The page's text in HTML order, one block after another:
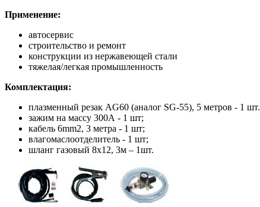
Применение:
автосервис
строительство и ремонт
конструкции из нержавеющей стали
тяжелая/легкая промышленность
Комплектация:
плазменный резак AG60 (аналог SG-55), 5 метров - 1 шт.
зажим на массу 300А - 1 шт;
кабель 6mm2, 3 метра - 1 шт;
влагомаслоотделитель - 1 шт;
шланг газовый 8х12, 3м – 1шт.